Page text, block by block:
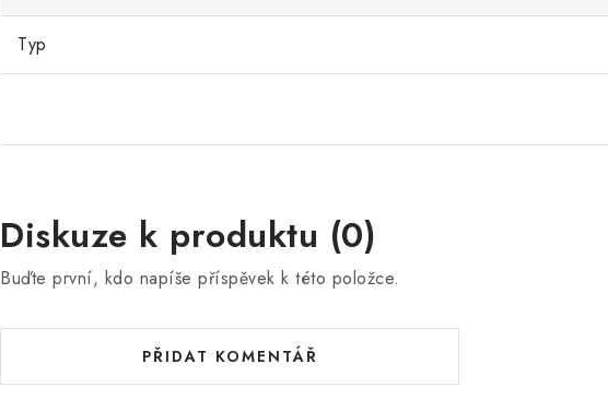
Typ
Diskuze k produktu (0)
Buďte první, kdo napíše příspěvek k této položce.
PŘIDAT KOMENTÁŘ